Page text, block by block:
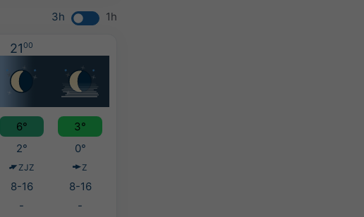
3h 1h
2100
6°
3°
2° 0°
ZJZ Z
8-16
8-16
-
-